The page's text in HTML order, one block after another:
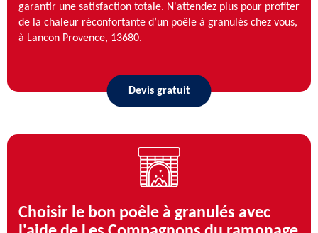
garantir une satisfaction totale. N'attendez plus pour profiter
de la chaleur réconfortante d’un poêle à granulés chez vous,
à Lancon Provence, 13680.
Devis gratuit
Choisir le bon poêle à granulés avec